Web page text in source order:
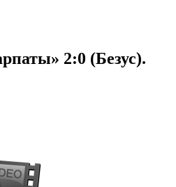
2:0 (Безус).